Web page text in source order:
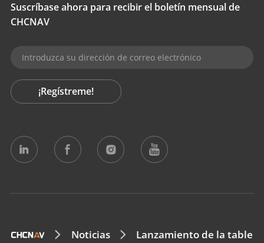
Suscríbase ahora para recibir el boletín mensual de
CHCNAV
¡Regístreme!
Noticias
Lanzamiento de la table